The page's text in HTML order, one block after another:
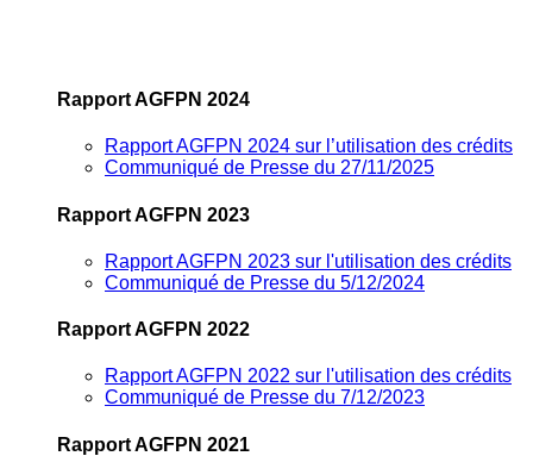
Rapport AGFPN 2024
Rapport AGFPN 2024 sur l’utilisation des crédits
Communiqué de Presse du 27/11/2025
Rapport AGFPN 2023
Rapport AGFPN 2023 sur l'utilisation des crédits
Communiqué de Presse du 5/12/2024
Rapport AGFPN 2022
Rapport AGFPN 2022 sur l'utilisation des crédits
Communiqué de Presse du 7/12/2023
Rapport AGFPN 2021